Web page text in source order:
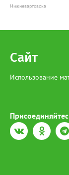
Нижневартовска
Сайт
Использование